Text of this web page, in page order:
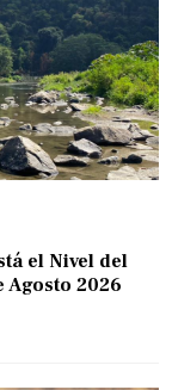
el Nivel del
Agosto 2026